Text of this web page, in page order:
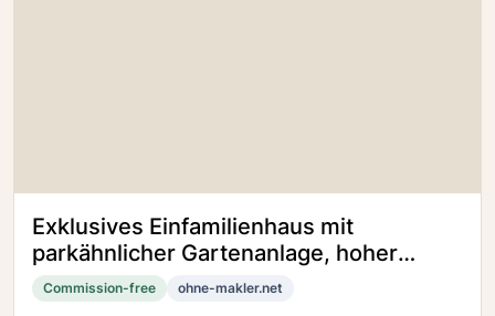
Exklusives Einfamilienhaus mit
parkähnlicher Gartenanlage, hoher
Autarkiegrad
Commission-free ohne-makler.net